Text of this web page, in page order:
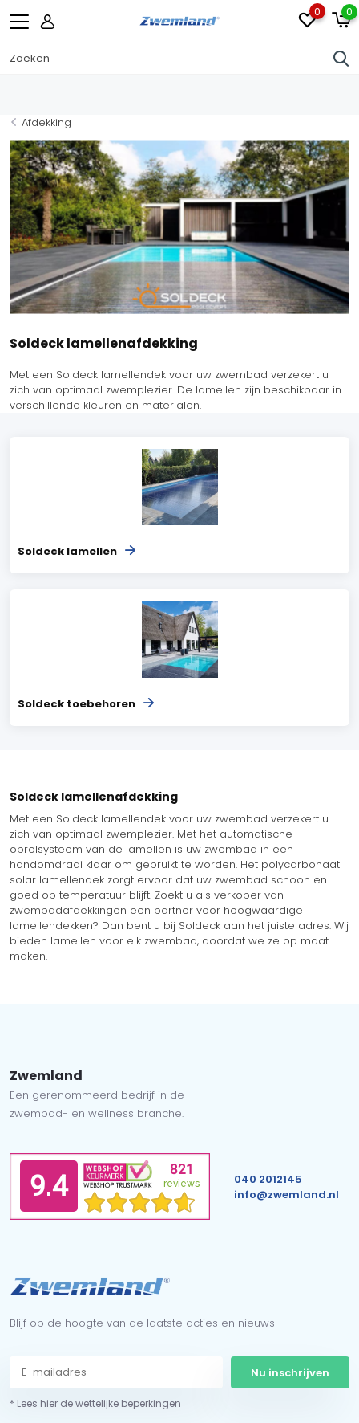
0 0
Afdekking
Soldeck lamellenafdekking
Met een Soldeck lamellendek voor uw zwembad verzekert u
zich van optimaal zwemplezier. De lamellen zijn beschikbaar in
verschillende kleuren en materialen.
Soldeck lamellen
Soldeck toebehoren
Soldeck lamellenafdekking
Met een Soldeck lamellendek voor uw zwembad verzekert u
zich van optimaal zwemplezier. Met het automatische
oprolsysteem van de lamellen is uw zwembad in een
handomdraai klaar om gebruikt te worden. Het polycarbonaat
solar lamellendek zorgt ervoor dat uw zwembad schoon en
goed op temperatuur blijft. Zoekt u als verkoper van
zwembadafdekkingen een partner voor hoogwaardige
lamellendekken? Dan bent u bij Soldeck aan het juiste adres. Wij
bieden lamellen voor elk zwembad, doordat we ze op maat
maken.
Zwemland
Een gerenommeerd bedrijf in de
zwembad- en wellness branche.
040 2012145
info@zwemland.nl
Blijf op de hoogte van de laatste acties en nieuws
Nu inschrijven
* Lees hier de wettelijke beperkingen